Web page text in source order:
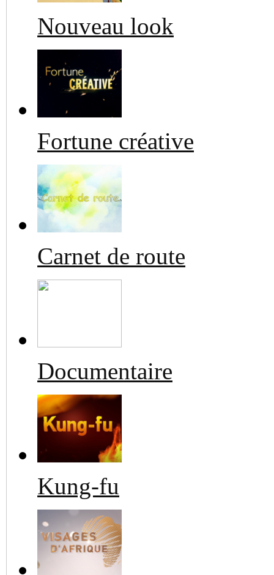
Nouveau look
Fortune créative
Carnet de route
Documentaire
Kung-fu